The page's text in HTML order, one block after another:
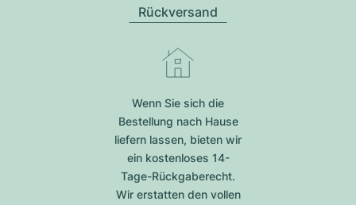
Rückversand
Wenn Sie sich die
Bestellung nach Hause
liefern lassen, bieten wir
ein kostenloses 14-
Tage-Rückgaberecht.
Wir erstatten den vollen